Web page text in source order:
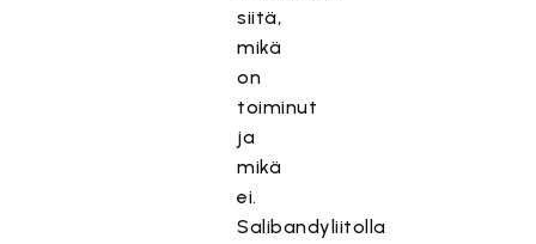
siitä,
mikä
on
toiminut
ja
mikä
ei.
Salibandyliitolla